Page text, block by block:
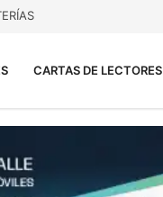
CARTAS DE LECTORES